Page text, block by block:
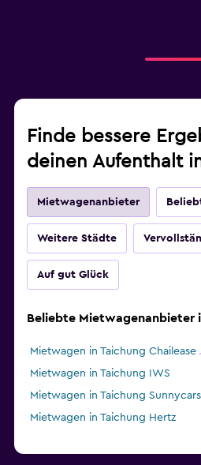
Finde bessere
deinen Aufenthalt
Mietwagenanbieter
Weitere Städte
Auf gut Glück
Beliebte Mietwagenanbieter
Mietwagen in Taichung Chailease
Mietwagen in Taichung IWS
Mietwagen in Taichung Sunnycars
Mietwagen in Taichung Hertz